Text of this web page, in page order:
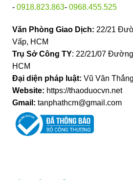
- 0918.823.863- 0968.455.525
Văn Phòng Giao Dịch: 22/21
Vấp, HCM
Trụ Sở Công TY: 22/21/07
HCM
Đại diện pháp luật: Vũ Văn Thắng
Website: https://thaoduocvn.net
Gmail: tanphathcm@gmail.com